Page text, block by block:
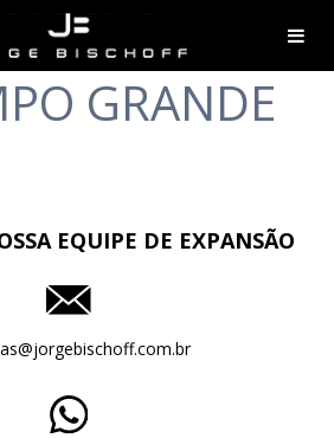
GRANDE
EQUIPE DE EXPANSÃO